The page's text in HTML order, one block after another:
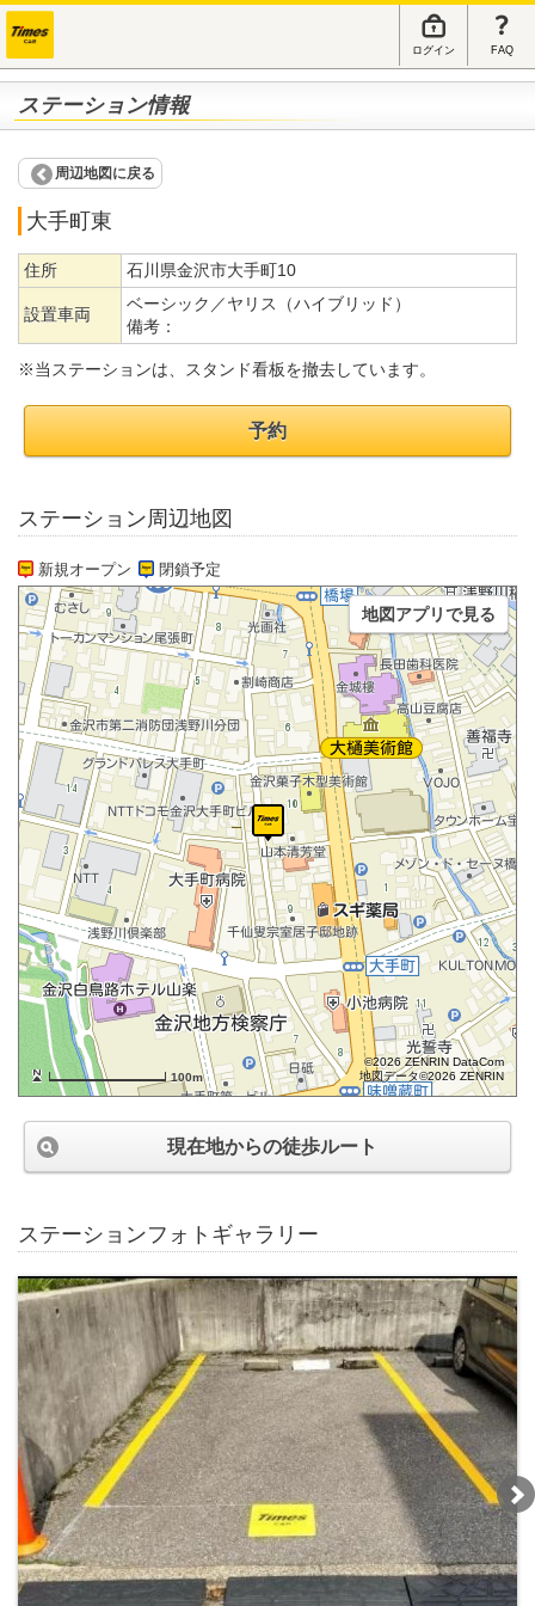
ログイン FAQ
ステーション情報
周辺地図に戻る
大手町東
住所 石川県金沢市大手町10
設置車両
ベーシック／ヤリス（ハイブリッド）
備考：
※当ステーションは、スタンド看板を撤去しています。
予約
ステーション周辺地図
新規オープン 閉鎖予定
100m
©2026 ZENRIN DataCom
地図データ©2026 ZENRIN
地図アプリで見る
現在地からの徒歩ルート
ステーションフォトギャラリー